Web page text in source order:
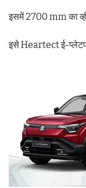
इसमें 2700 mm का
इसे Heartect ई-